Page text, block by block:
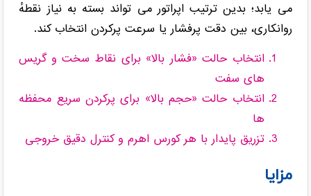
می یابد؛ بدین ترتیب اپراتور می تواند بسته به نیاز نقطهٔ
روانکاری، بین دقت پرفشار یا سرعت پرکردن انتخاب کند.
انتخاب حالت «فشار بالا» برای نقاط سخت و گریس
های سفت
انتخاب حالت «حجم بالا» برای پرکردن سریع محفظه
ها
تزریق پایدار با هر کورس اهرم و کنترل دقیق خروجی
مزایا